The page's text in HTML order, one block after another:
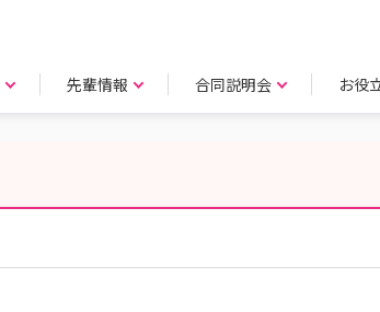
先輩情報 合同説明会 お役